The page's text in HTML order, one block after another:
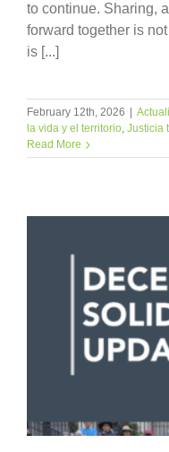
to continue. Sharing,
forward together is
is [...]
February 12th, 2026
la vida y el territorio, Justicia
Read More